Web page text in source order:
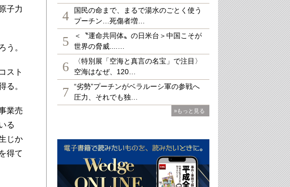
子力
う。
スト
る。
業売
る
じか
得て
4
国民の命まで、まるで湯水のごとく使う
プーチン…死傷者増…
5
＜〝運命共同体〟の日米台＞中国こそが
世界の脅威....…
6
〈特別展「空海と真言の名宝」で注目〉
空海はなぜ、120…
7
“劣勢”プーチンがベラルーシ軍の参戦へ
圧力、それでも独…
»もっと見る